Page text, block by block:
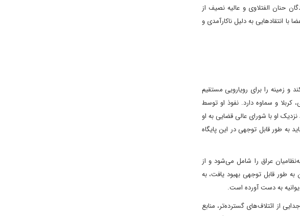
حنان الفتلاوی و عالیه نصیف از
انتقادهایی به دلیل ناکارآمدی و
و زمینه را برای رویارویی مستقیم
کربلا و سماوه دارد. نفوذ او توسط
او با شورای عالی قضایی به او
به طور قابل توجهی در این پایگاه
عراق را شامل می‌شود و از
به طور قابل توجهی بهبود یافت، به
از ائتلاف‌های گسترده‌تر، منابع